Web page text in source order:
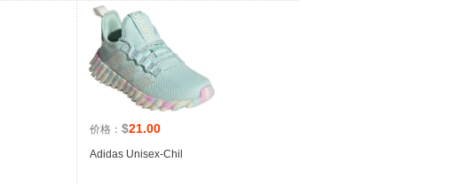
价格： $21.00
Adidas Unisex-Chil